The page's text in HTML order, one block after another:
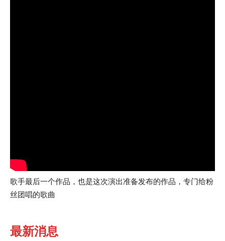
歌手最后一个作品，也是这次演出准备发布的作品，专门给粉
丝团唱的歌曲
最新消息